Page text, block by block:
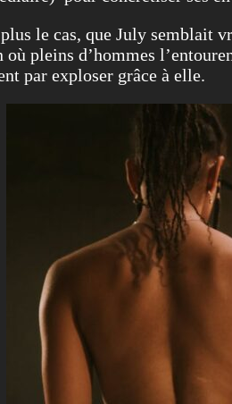
le cas, que July
où pleins d’hommes
par exploser grâce à elle.